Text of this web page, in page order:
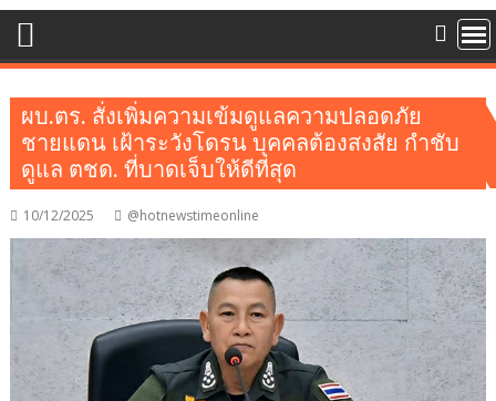
ผบ.ตร. สั่งเพิ่มความเข้มดูแลความปลอดภัย
ชายแดน เฝ้าระวังโดรน บุคคลต้องสงสัย กำชับ
ดูแล ตชด. ที่บาดเจ็บให้ดีที่สุด
10/12/2025 @hotnewstimeonline